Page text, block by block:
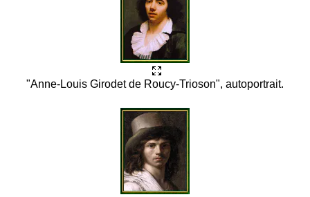
"Anne-Louis Girodet de Roucy-Trioson", autoportrait.